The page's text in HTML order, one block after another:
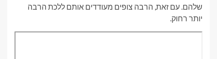
שלהם. עם זאת, הרבה צופים מעודדים אותם ללכת הרבה
יותר רחוק.